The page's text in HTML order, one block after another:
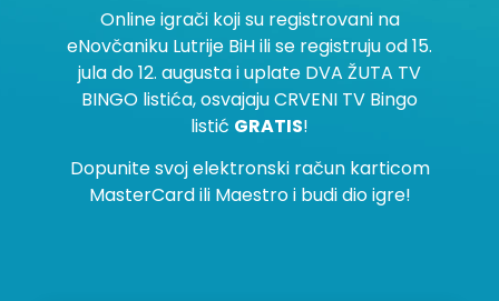
Online igrači koji su registrovani na
eNovčaniku Lutrije BiH ili se registruju od 15.
jula do 12. augusta i uplate DVA ŽUTA TV
BINGO listića, osvajaju CRVENI TV Bingo
listić GRATIS!
Dopunite svoj elektronski račun karticom
MasterCard ili Maestro i budi dio igre!